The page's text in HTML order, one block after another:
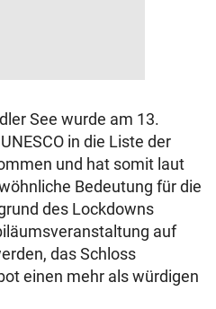
See wurde am 13.
in die Liste der
und hat somit laut
Bedeutung für die
des Lockdowns
auf
das Schloss
einen mehr als würdigen